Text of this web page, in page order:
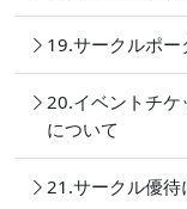
19.サークルポー
20.イベントチ
について
21.サークル優待